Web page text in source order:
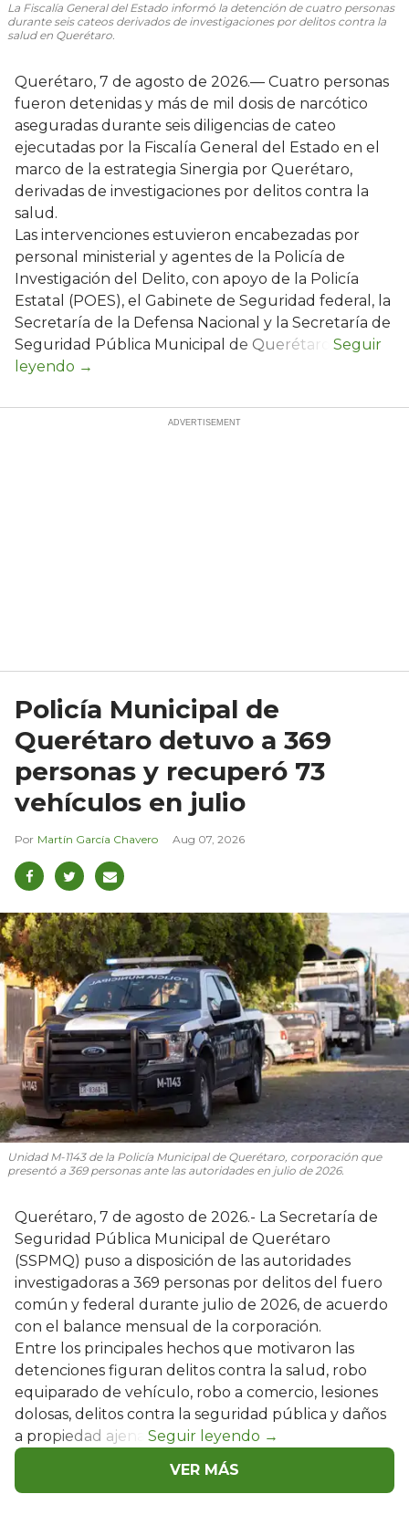
La Fiscalía General del Estado informó la detención de cuatro personas
durante seis cateos derivados de investigaciones por delitos contra la
salud en Querétaro.
Querétaro, 7 de agosto de 2026.— Cuatro personas
fueron detenidas y más de mil dosis de narcótico
aseguradas durante seis diligencias de cateo
ejecutadas por la Fiscalía General del Estado en el
marco de la estrategia Sinergia por Querétaro,
derivadas de investigaciones por delitos contra la
salud.
Las intervenciones estuvieron encabezadas por
personal ministerial y agentes de la Policía de
Investigación del Delito, con apoyo de la Policía
Estatal (POES), el Gabinete de Seguridad federal, la
Secretaría de la Defensa Nacional y la Secretaría de
Seguridad Pública Municipal de Querétaro.
Policía Municipal de
Querétaro detuvo a 369
personas y recuperó 73
vehículos en julio
Martín García Chavero Aug 07, 2026
Unidad M-1143 de la Policía Municipal de Querétaro, corporación que
presentó a 369 personas ante las autoridades en julio de 2026.
Querétaro, 7 de agosto de 2026.- La Secretaría de
Seguridad Pública Municipal de Querétaro
(SSPMQ) puso a disposición de las autoridades
investigadoras a 369 personas por delitos del fuero
común y federal durante julio de 2026, de acuerdo
con el balance mensual de la corporación.
Entre los principales hechos que motivaron las
detenciones figuran delitos contra la salud, robo
equiparado de vehículo, robo a comercio, lesiones
dolosas, delitos contra la seguridad pública y daños
a propiedad ajena.
VER MÁS